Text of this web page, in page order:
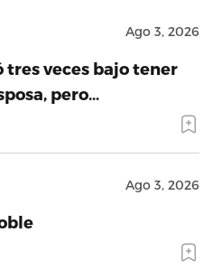
Ago 3, 2026
tres veces bajo tener
pero…
Ago 3, 2026